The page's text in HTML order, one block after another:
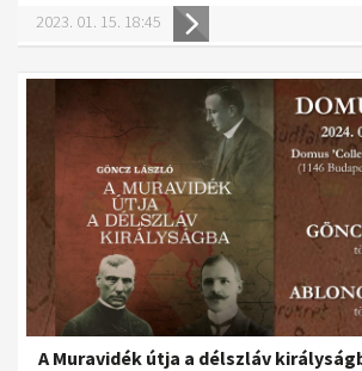
2023. 01. 15. 18:45
A Muravidék útja a délszláv